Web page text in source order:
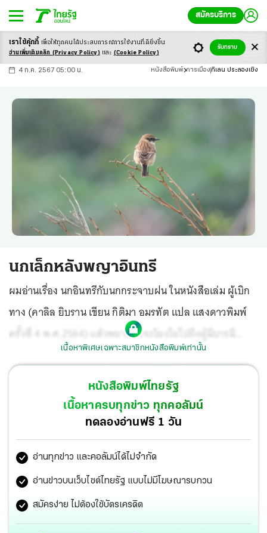
สมัครบริการ
-ก ก ก+
4 ก.ค. 2567 05:00 น. หนังสือพิมพ์ การเมืองกิเลน ประลองเชิง
นกเล็กหลังพญาอินทรี
ผมอ่านเรื่อง นกอินทรีกับนกกระจาบฝน ในหนังสือเล่ม ผู้เบิก
ทาง (คาลิล ยิบราน เขียน กิติมา อมรทัต แปล แสงดาวพิมพ์
ครั้งที่ 4 พ.ศ.2564) แล้วพยายามจะโยงใยไปถึงผู้มีบารมี
การเมืองไทย...แต่ยังหามุมเลี้ยวเข้าไม่เจอ
เนื้อหาพิเศษเฉพาะสมาชิกหนังสือพิมพ์เท่านั้น
หนังสือพิมพ์ไทยรัฐ
เนื้อหาครบทุกข่าว ทุกคอลัมน์
ทดลองอ่านฟรี 1 วัน
อ่านทุกข่าว และคอลัมน์ได้ไม่จำกัด
อ่านข่าวบนเว็บไซต์ไทยรัฐ แบบไม่มีโฆษณารบกวน
สมัครง่าย ไม่ต้องใช้บัตรเครดิต
เราใช้คุ้กกี้ เพื่อให้ทุกคนได้ประสบการณ์การใช้งานที่ดียิ่งขึ้น
อ่านเพิ่มเติมคลิก (Privacy Policy) และ (Cookie Policy)
รับทราบ